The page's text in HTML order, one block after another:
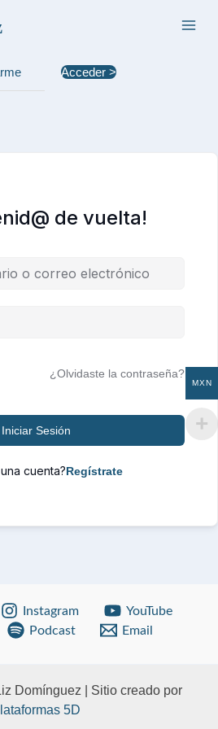
Acceder >
de vuelta!
¿Olvidaste la contraseña?
Iniciar Sesión
cuenta?
Instagram
YouTube
Podcast Email
Domínguez | Sitio creado por
5D
MXN